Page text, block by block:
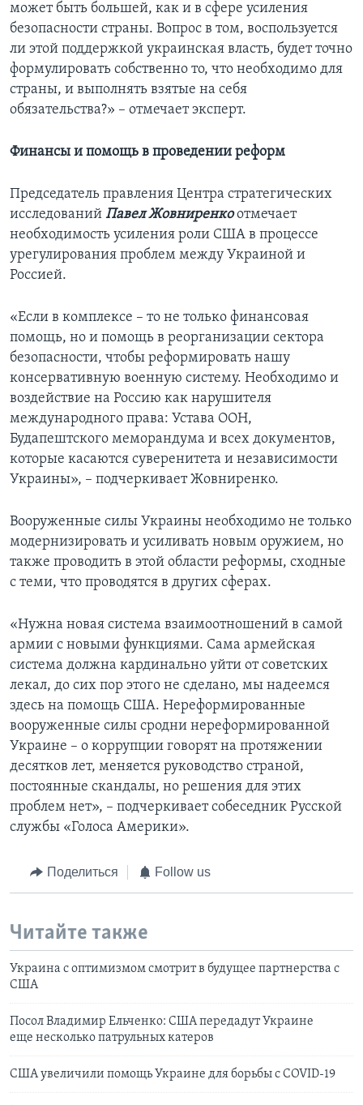
может быть большей, как и в сфере усиления
безопасности страны. Вопрос в том, воспользуется
ли этой поддержкой украинская власть, будет точно
формулировать собственно то, что необходимо для
страны, и выполнять взятые на себя
обязательства?» – отмечает эксперт.
Финансы и помощь в проведении реформ
Председатель правления Центра стратегических
исследований Павел Жовниренкоотмечает
необходимость усиления роли США в процессе
урегулирования проблем между Украиной и
Россией.
«Если в комплексе – то не только финансовая
помощь, но и помощь в реорганизации сектора
безопасности, чтобы реформировать нашу
консервативную военную систему. Необходимо и
воздействие на Россию как нарушителя
международного права: Устава ООН,
Будапештского меморандума и всех документов,
которые касаются суверенитета и независимости
Украины», – подчеркивает Жовниренко.
Вооруженные силы Украины необходимо не только
модернизировать и усиливать новым оружием, но
также проводить в этой области реформы, сходные
с теми, что проводятся в других сферах.
«Нужна новая система взаимоотношений в самой
армии с новыми функциями. Сама армейская
система должна кардинально уйти от советских
лекал, до сих пор этого не сделано, мы надеемся
здесь на помощь США. Нереформированные
вооруженные силы сродни нереформированной
Украине – о коррупции говорят на протяжении
десятков лет, меняется руководство страной,
постоянные скандалы, но решения для этих
проблем нет», – подчеркивает собеседник Русской
службы «Голоса Америки».
Поделиться Follow us
Читайте также
Украина с оптимизмом смотрит в будущее партнерства с
США
Посол Владимир Ельченко: США передадут Украине
еще несколько патрульных катеров
США увеличили помощь Украине для борьбы с COVID-19